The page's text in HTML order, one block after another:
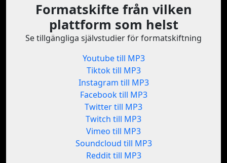
Formatskifte från vilken
plattform som helst
Se tillgängliga självstudier för formatskiftning
Youtube till MP3
Tiktok till MP3
Instagram till MP3
Facebook till MP3
Twitter till MP3
Twitch till MP3
Vimeo till MP3
Soundcloud till MP3
Reddit till MP3